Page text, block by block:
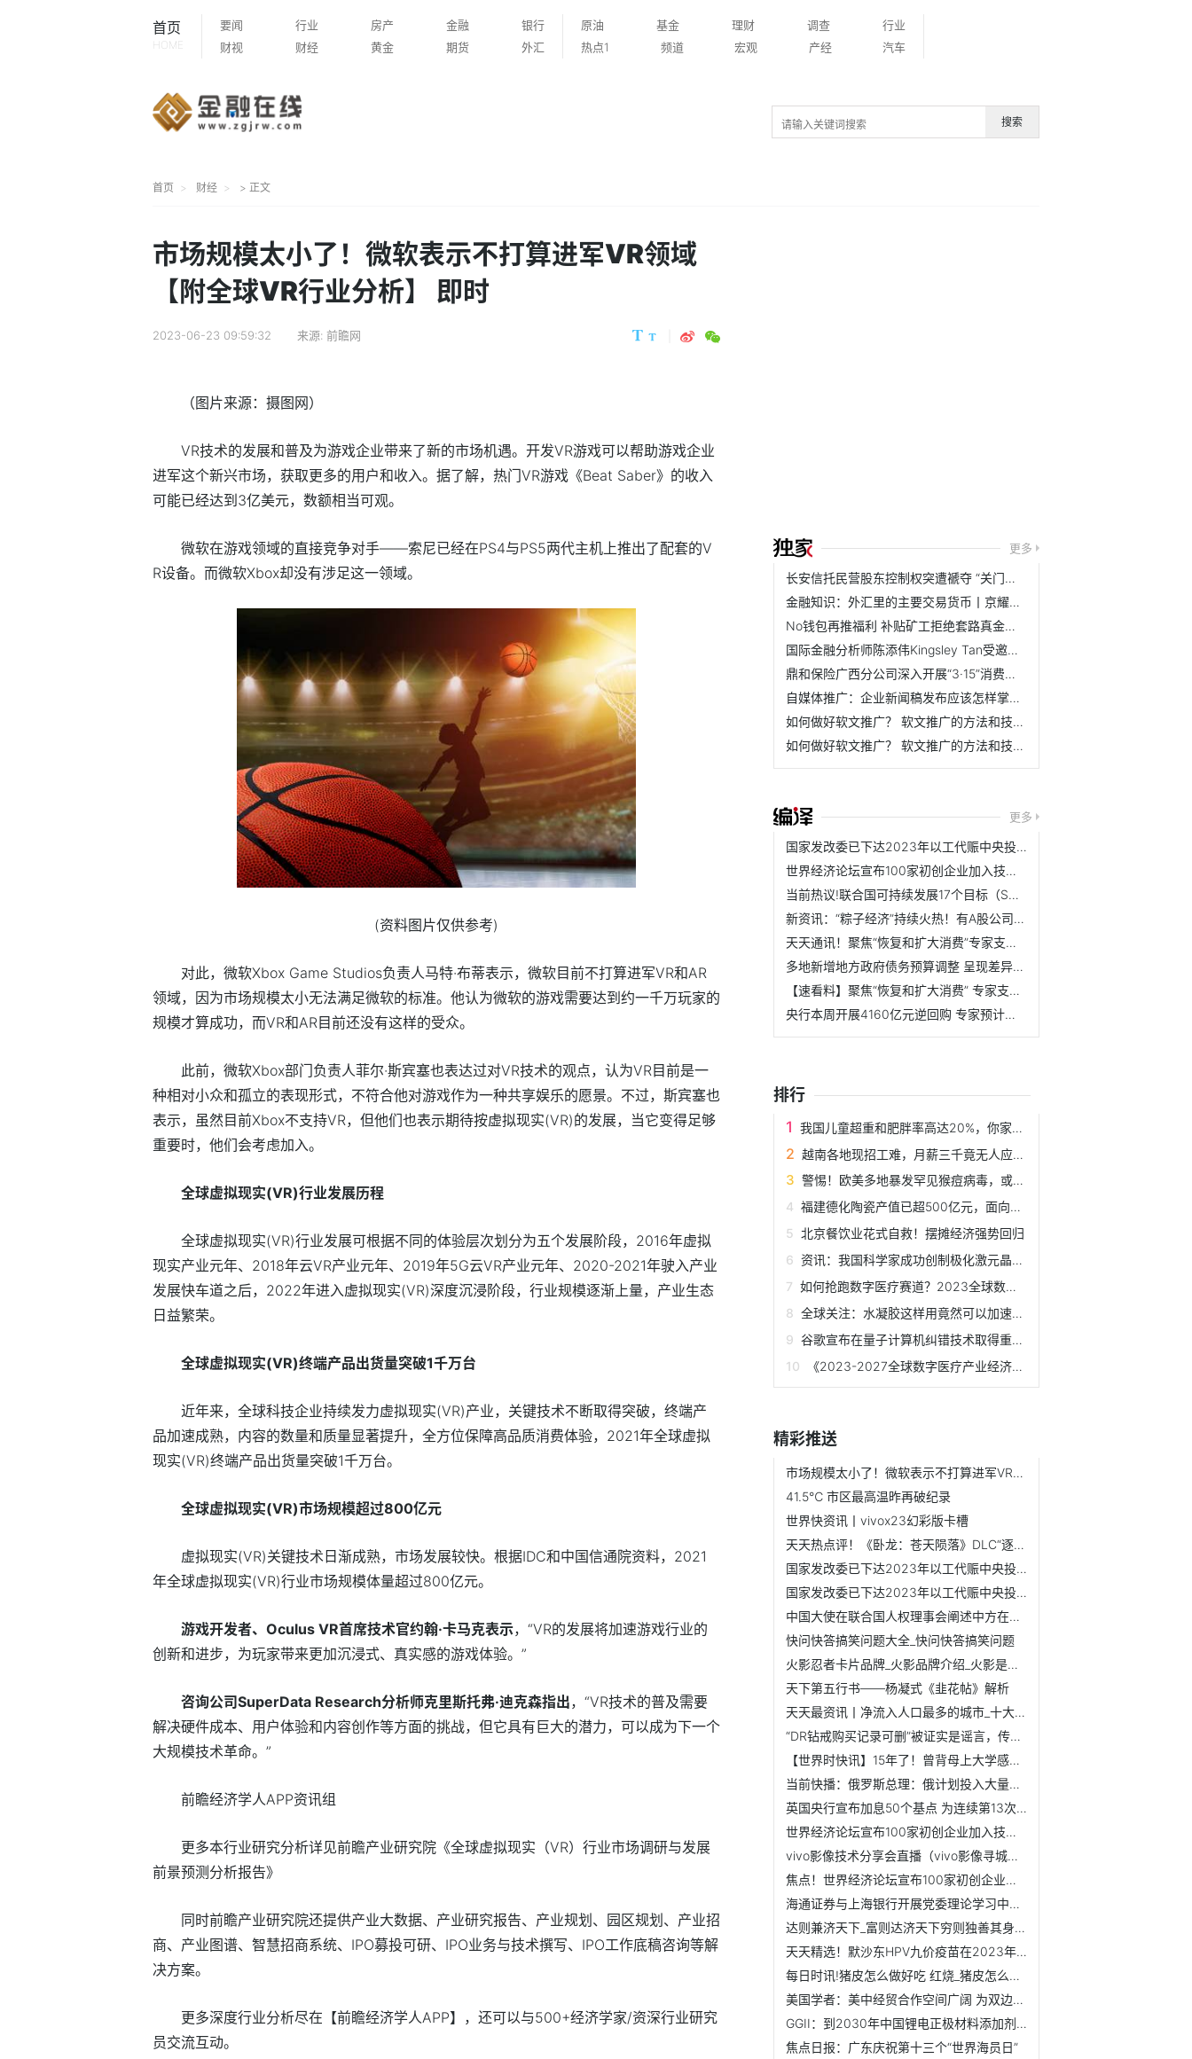
首页
HOME
要闻 行业 房产 金融
银行
财视
财经 黄金 期货 外汇
原油 基金 理财 调查
行业
热点1
频道 宏观 产经 汽车
搜索
首页 财经 > 正文
市场规模太小了！微软表示不打算进军VR领域
【附全球VR行业分析】 即时
2023-06-23 09:59:32 来源: 前瞻网
（图片来源：摄图网）
VR技术的发展和普及为游戏企业带来了新的市场机遇。开发VR游戏可以帮助游戏企业
进军这个新兴市场，获取更多的用户和收入。据了解，热门VR游戏《Beat Saber》的收入
可能已经达到3亿美元，数额相当可观。
微软在游戏领域的直接竞争对手——索尼已经在PS4与PS5两代主机上推出了配套的V
R设备。而微软Xbox却没有涉足这一领域。
(资料图片仅供参考)
对此，微软Xbox Game Studios负责人马特·布蒂表示，微软目前不打算进军VR和AR
领域，因为市场规模太小无法满足微软的标准。他认为微软的游戏需要达到约一千万玩家的
规模才算成功，而VR和AR目前还没有这样的受众。
此前，微软Xbox部门负责人菲尔·斯宾塞也表达过对VR技术的观点，认为VR目前是一
种相对小众和孤立的表现形式，不符合他对游戏作为一种共享娱乐的愿景。不过，斯宾塞也
表示，虽然目前Xbox不支持VR，但他们也表示期待按虚拟现实(VR)的发展，当它变得足够
重要时，他们会考虑加入。
全球虚拟现实(VR)行业发展历程
全球虚拟现实(VR)行业发展可根据不同的体验层次划分为五个发展阶段，2016年虚拟
现实产业元年、2018年云VR产业元年、2019年5G云VR产业元年、2020-2021年驶入产业
发展快车道之后，2022年进入虚拟现实(VR)深度沉浸阶段，行业规模逐渐上量，产业生态
日益繁荣。
全球虚拟现实(VR)终端产品出货量突破1千万台
近年来，全球科技企业持续发力虚拟现实(VR)产业，关键技术不断取得突破，终端产
品加速成熟，内容的数量和质量显著提升，全方位保障高品质消费体验，2021年全球虚拟
现实(VR)终端产品出货量突破1千万台。
全球虚拟现实(VR)市场规模超过800亿元
虚拟现实(VR)关键技术日渐成熟，市场发展较快。根据IDC和中国信通院资料，2021
年全球虚拟现实(VR)行业市场规模体量超过800亿元。
游戏开发者、Oculus VR首席技术官约翰·卡马克表示，“VR的发展将加速游戏行业的
创新和进步，为玩家带来更加沉浸式、真实感的游戏体验。”
咨询公司SuperData Research分析师克里斯托弗·迪克森指出，“VR技术的普及需要
解决硬件成本、用户体验和内容创作等方面的挑战，但它具有巨大的潜力，可以成为下一个
大规模技术革命。”
前瞻经济学人APP资讯组
更多本行业研究分析详见前瞻产业研究院《全球虚拟现实（VR）行业市场调研与发展
前景预测分析报告》
同时前瞻产业研究院还提供产业大数据、产业研究报告、产业规划、园区规划、产业招
商、产业图谱、智慧招商系统、IPO募投可研、IPO业务与技术撰写、IPO工作底稿咨询等解
决方案。
更多深度行业分析尽在【前瞻经济学人APP】，还可以与500+经济学家/资深行业研究
员交流互动。
更多
长安信托民营股东控制权突遭褫夺 “关门打狗”式监管如何提...
金融知识：外汇里的主要交易货币丨京耀盛世
No钱包再推福利 补贴矿工拒绝套路真金白银大放送
国际金融分析师陈添伟Kingsley Tan受邀出席2019马来西亚财经峰会
鼎和保险广西分公司深入开展“3·15”消费者权益保护教育宣传...
自媒体推广：企业新闻稿发布应该怎样掌握节奏？ 怎么规划效...
如何做好软文推广？ 软文推广的方法和技巧是什么？
如何做好软文推广？ 软文推广的方法和技巧是什么？
更多
国家发改委已下达2023年以工代赈中央投资73亿元-全球视讯
世界经济论坛宣布100家初创企业加入技术先锋社区 12家中国企业入围
当前热议!联合国可持续发展17个目标（SDGs）
新资讯：“粽子经济”持续火热！有A股公司订单大增
天天通讯！聚焦“恢复和扩大消费”专家支招“增强消费能力和...
多地新增地方政府债务预算调整 呈现差异化、精准化特征
【速看料】聚焦“恢复和扩大消费” 专家支招“增强消费能力...
央行本周开展4160亿元逆回购 专家预计资金面有望平稳跨季
排行
我国儿童超重和肥胖率高达20%，你家宝贝中招了吗？
越南各地现招工难，月薪三千竟无人应聘！
警惕！欧美多地暴发罕见猴痘病毒，或存在人传人可能，目前没...
福建德化陶瓷产值已超500亿元，面向东南亚国家的出口迅速增长
北京餐饮业花式自救！摆摊经济强势回归
资讯：我国科学家成功创制极化激元晶体管，有望实现高效光电...
如何抢跑数字医疗赛道？2023全球数字医疗创新生态峰会（中国...
全球关注：水凝胶这样用竟然可以加速皮肤伤口愈合，还能不留疤！
谷歌宣布在量子计算机纠错技术取得重要突破！
《2023-2027全球数字医疗产业经济发展蓝皮书》将重磅发布！全...
精彩推送
市场规模太小了！微软表示不打算进军VR领域【附全球VR行业分...
41.5℃ 市区最高温昨再破纪录
世界快资讯丨vivox23幻彩版卡槽
天天热点评！《卧龙：苍天陨落》DLC“逐鹿中原”曝光 新增新剧情
国家发改委已下达2023年以工代赈中央投资73亿元-全球视讯
国家发改委已下达2023年以工代赈中央投资73亿元-当前焦点
中国大使在联合国人权理事会阐述中方在巴勒斯坦问题上主张
快问快答搞笑问题大全_快问快答搞笑问题
火影忍者卡片品牌_火影品牌介绍_火影是哪个公司品牌有哪些产品
天下第五行书——杨凝式《韭花帖》解析
天天最资讯丨净流入人口最多的城市_十大人口净流入城市
“DR钻戒购买记录可删”被证实是谣言，传谣者向DR和公众道歉
【世界时快讯】15年了！曾背母上大学感动中国的他怎样了
当前快播：俄罗斯总理：俄计划投入大量资金发展航空工业
英国央行宣布加息50个基点 为连续第13次加息|天天热资讯
世界经济论坛宣布100家初创企业加入技术先锋社区 12家中国企业入围
vivo影像技术分享会直播（vivo影像寻城记）
焦点！世界经济论坛宣布100家初创企业加入技术先锋社区 12家...
海通证券与上海银行开展党委理论学习中心组主题教育联组学习|...
达则兼济天下_富则达济天下穷则独善其身是什么意思|世界今日讯
天天精选！默沙东HPV九价疫苗在2023年Q1中狂赚19.72亿美元【...
每日时讯!猪皮怎么做好吃 红烧_猪皮怎么做好吃
美国学者：美中经贸合作空间广阔 为双边关系注入稳定性-看热讯
GGII：到2030年中国锂电正极材料添加剂出货量有望超3万吨【附...
焦点日报：广东庆祝第十三个“世界海员日”